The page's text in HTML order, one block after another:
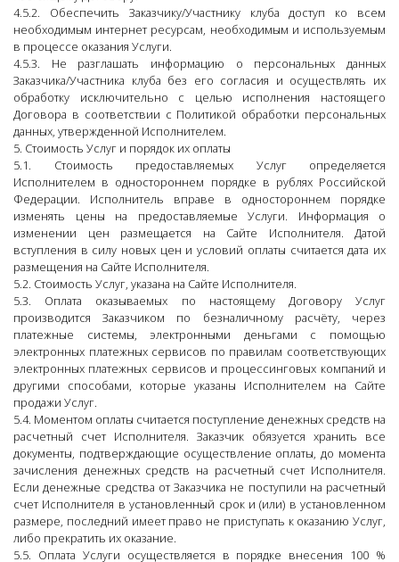
4.5.2. Обеспечить Заказчику/Участнику клуба доступ ко всем
необходимым интернет ресурсам, необходимым и используемым
в процессе оказания Услуги.
4.5.3. Не разглашать информацию о персональных данных
Заказчика/Участника клуба без его согласия и осуществлять их
обработку исключительно с целью исполнения настоящего
Договора в соответствии с Политикой обработки персональных
данных, утвержденной Исполнителем.
5. Стоимость Услуг и порядок их оплаты
5.1. Стоимость предоставляемых Услуг определяется
Исполнителем в одностороннем порядке в рублях Российской
Федерации. Исполнитель вправе в одностороннем порядке
изменять цены на предоставляемые Услуги. Информация о
изменении цен размещается на Сайте Исполнителя. Датой
вступления в силу новых цен и условий оплаты считается дата их
размещения на Сайте Исполнителя.
5.2. Стоимость Услуг, указана на Сайте Исполнителя.
5.3. Оплата оказываемых по настоящему Договору Услуг
производится Заказчиком по безналичному расчёту, через
платежные системы, электронными деньгами с помощью
электронных платежных сервисов по правилам соответствующих
электронных платежных сервисов и процессинговых компаний и
другими способами, которые указаны Исполнителем на Сайте
продажи Услуг.
5.4. Моментом оплаты считается поступление денежных средств на
расчетный счет Исполнителя. Заказчик обязуется хранить все
документы, подтверждающие осуществление оплаты, до момента
зачисления денежных средств на расчетный счет Исполнителя.
Если денежные средства от Заказчика не поступили на расчетный
счет Исполнителя в установленный срок и (или) в установленном
размере, последний имеет право не приступать к оказанию Услуг,
либо прекратить их оказание.
5.5. Оплата Услуги осуществляется в порядке внесения 100 %